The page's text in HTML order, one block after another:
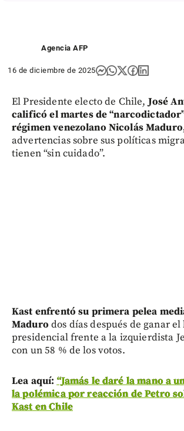
Agencia AFP
16 de diciembre de 2025
El Presidente electo de Chile, José
calificó el martes de
régimen venezolano Nicolás
advertencias sobre sus políticas
tienen “sin cuidado”.
Kast enfrentó su primera pelea
Maduro dos días después de ganar
presidencial frente a la izquierdista
con un 58 % de los votos.
Lea aquí: “Jamás le daré la mano a
la polémica por reacción de Petro
Kast en Chile